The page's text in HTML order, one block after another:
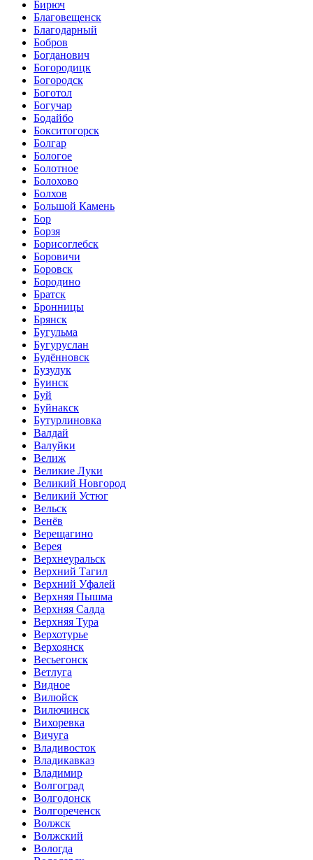
Бирюч
Благовещенск
Благодарный
Бобров
Богданович
Богородицк
Богородск
Боготол
Богучар
Бодайбо
Бокситогорск
Болгар
Бологое
Болотное
Болохово
Болхов
Большой Камень
Бор
Борзя
Борисоглебск
Боровичи
Боровск
Бородино
Братск
Бронницы
Брянск
Бугульма
Бугуруслан
Будённовск
Бузулук
Буинск
Буй
Буйнакск
Бутурлиновка
Валдай
Валуйки
Велиж
Великие Луки
Великий Новгород
Великий Устюг
Вельск
Венёв
Верещагино
Верея
Верхнеуральск
Верхний Тагил
Верхний Уфалей
Верхняя Пышма
Верхняя Салда
Верхняя Тура
Верхотурье
Верхоянск
Весьегонск
Ветлуга
Видное
Вилюйск
Вилючинск
Вихоревка
Вичуга
Владивосток
Владикавказ
Владимир
Волгоград
Волгодонск
Волгореченск
Волжск
Волжский
Вологда